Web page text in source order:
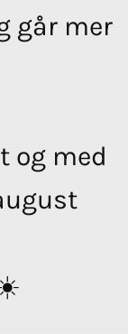
går mer
og med